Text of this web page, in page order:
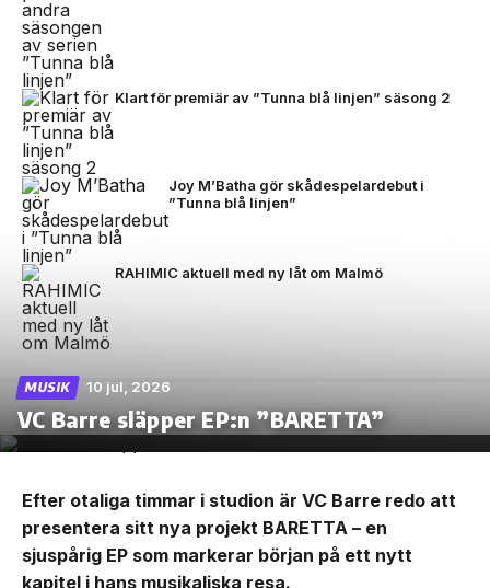
Klart för premiär av ”Tunna blå linjen” säsong 2
Joy M’Batha gör skådespelardebut i
”Tunna blå linjen”
RAHIMIC aktuell med ny låt om Malmö
MUSIK 10 jul, 2026
VC Barre släpper EP:n ”BARETTA”
Efter otaliga timmar i studion är VC Barre redo att
presentera sitt nya projekt BARETTA – en
sjuspårig EP som markerar början på ett nytt
kapitel i hans musikaliska resa.